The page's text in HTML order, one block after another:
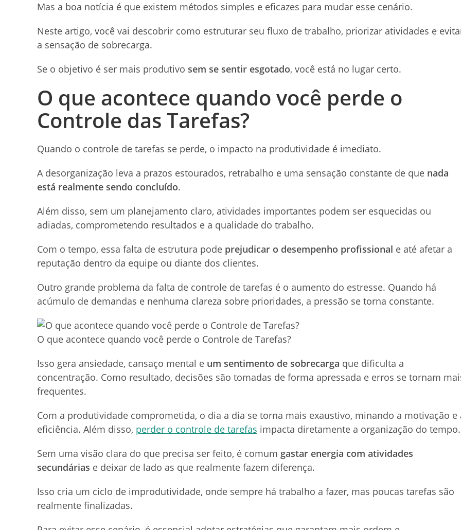
Mas a boa notícia é que existem métodos simples e eficazes para mudar esse cenário.
Neste artigo, você vai descobrir como estruturar seu fluxo de trabalho, priorizar atividades e
a sensação de sobrecarga.
Se o objetivo é ser mais produtivo sem se sentir esgotado, você está no lugar certo.
O que acontece quando você perde o
Controle das Tarefas?
Quando o controle de tarefas se perde, o impacto na produtividade é imediato.
A desorganização leva a prazos estourados, retrabalho e uma sensação constante de que nada
está realmente sendo concluído.
Além disso, sem um planejamento claro, atividades importantes podem ser esquecidas ou
adiadas, comprometendo resultados e a qualidade do trabalho.
Com o tempo, essa falta de estrutura pode prejudicar o desempenho profissional e até afetar a
reputação dentro da equipe ou diante dos clientes.
Outro grande problema da falta de controle de tarefas é o aumento do estresse. Quando há
acúmulo de demandas e nenhuma clareza sobre prioridades, a pressão se torna constante.
O que acontece quando você perde o Controle de Tarefas?
Isso gera ansiedade, cansaço mental e um sentimento de sobrecarga que dificulta a
concentração. Como resultado, decisões são tomadas de forma apressada e erros se tornam
frequentes.
Com a produtividade comprometida, o dia a dia se torna mais exaustivo, minando a motivação e
eficiência. Além disso, perder o controle de tarefas impacta diretamente a organização do tempo.
Sem uma visão clara do que precisa ser feito, é comum gastar energia com atividades
secundárias e deixar de lado as que realmente fazem diferença.
Isso cria um ciclo de improdutividade, onde sempre há trabalho a fazer, mas poucas tarefas são
realmente finalizadas.